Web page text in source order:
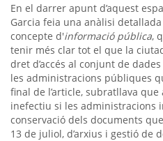
En el darrer apunt d’aquest
Garcia feia una anàlisi
concepte d'informació pública,
tenir més clar tot el que la
dret d’accés al conjunt de
les administracions públiques
final de l’article, subratllava
inefectiu si les administracions
conservació dels documents
13 de juliol, d’arxius i gestió de